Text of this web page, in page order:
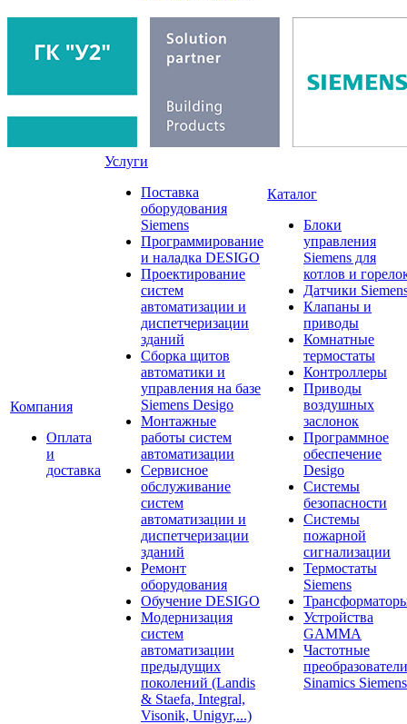
Компания
Оплата
и
доставка
Услуги
Поставка
оборудования
Siemens
Программирование
и наладка DESIGO
Проектирование
систем
автоматизации и
диспетчеризации
зданий
Сборка щитов
автоматики и
управления на базе
Siemens Desigo
Монтажные
работы систем
автоматизации
Сервисное
обслуживание
систем
автоматизации и
диспетчеризации
зданий
Ремонт
оборудования
Обучение DESIGO
Модернизация
систем
автоматизации
предыдущих
поколений (Landis
& Staefa, Integral,
Visonik, Unigyr,...)
Каталог
Блоки
управления
Siemens для
котлов и
Датчики
Клапаны и
приводы
Комнатные
термостаты
Контроллеры
Приводы
воздушных
заслонок
Программное
обеспечение
Desigo
Системы
безопасности
Системы
пожарной
сигнализации
Термостаты
Siemens
Устройства
GAMMA
Частотные
преобразователи
Sinamics Siemens